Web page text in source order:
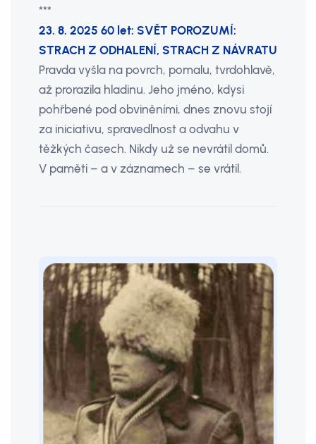
***
23. 8. 2025 60 let: SVĚT POROZUMÍ:
STRACH Z ODHALENÍ, STRACH Z NÁVRATU
Pravda vyšla na povrch, pomalu, tvrdohlavě,
až prorazila hladinu. Jeho jméno, kdysi
pohřbené pod obviněními, dnes znovu stojí
za iniciativu, spravedlnost a odvahu v
těžkých časech. Nikdy už se nevrátil domů.
V paměti – a v záznamech – se vrátil.